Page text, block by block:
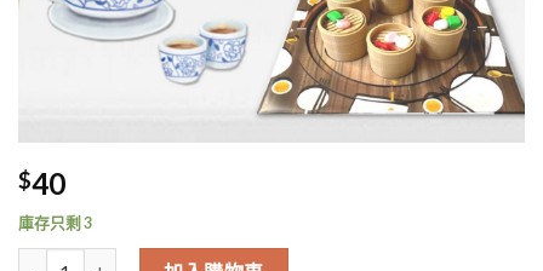
$40
庫存只剩 3
7/10/2023 石屋主題桌遊日-蒸蒸日上 Steam Up 數量